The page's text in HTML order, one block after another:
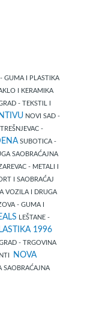
GUMA I PLASTIKA
I KERAMIKA
- TEKSTIL I
NOVI SAD -
TREŠNJEVAC -
SUBOTICA -
SAOBRAĆAJNA
- METALI I
I SAOBRAĆAJ
VOZILA I DRUGA
- GUMA I
LEŠTANE -
1996
- TRGOVINA
NOVA